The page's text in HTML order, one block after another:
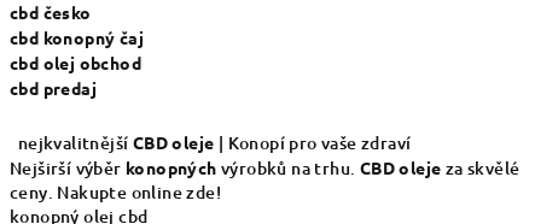
cbd česko
cbd konopný čaj
cbd olej obchod
cbd predaj
nejkvalitnější CBDoleje | Konopí pro vaše zdraví
Nejširší výběr konopných výrobků na trhu. CBDoleje za skvělé
ceny. Nakupte online zde!
konopný olej cbd